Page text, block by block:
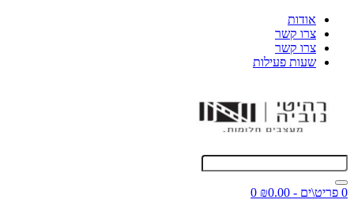
אודות
צרו קשר
צרו קשר
שעות פעילות
0 פריט\ים - ₪0.00
0